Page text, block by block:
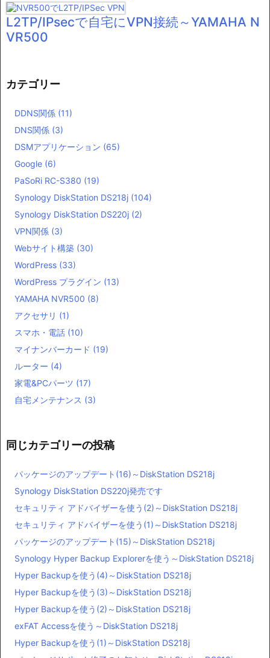
L2TP/IPsecで自宅にVPN接続～YAMAHA N
VR500
カテゴリー
DDNS関係 (11)
DNS関係 (3)
DSMアプリケーション (65)
Google (6)
PaSoRi RC-S380 (19)
Synology DiskStation DS218j (104)
Synology DiskStation DS220j (2)
VPN関係 (3)
Webサイト構築 (30)
WordPress (33)
WordPress プラグイン (13)
YAMAHA NVR500 (8)
アクセサリ (1)
スマホ・電話 (10)
マイナンバーカード (19)
ルーター (4)
家電&PCパーツ (17)
自宅メンテナンス (3)
同じカテゴリーの投稿
パッケージのアップデート(16)～DiskStation DS218j
Synology DiskStation DS220j発売です
セキュリティ アドバイザーを使う(2)～DiskStation DS218j
セキュリティ アドバイザーを使う(1)～DiskStation DS218j
パッケージのアップデート(15)～DiskStation DS218j
Synology Hyper Backup Explorerを使う～DiskStation DS218j
Hyper Backupを使う(4)～DiskStation DS218j
Hyper Backupを使う(3)～DiskStation DS218j
Hyper Backupを使う(2)～DiskStation DS218j
exFAT Accessを使う～DiskStation DS218j
Hyper Backupを使う(1)～DiskStation DS218j